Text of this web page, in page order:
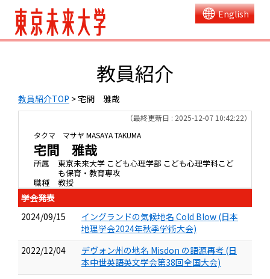
English
教員紹介
教員紹介TOP > 宅間 雅哉
（最終更新日 : 2025-12-07 10:42:22）
タクマ マサヤ MASAYA TAKUMA
宅間 雅哉
所属
東京未来大学 こども心理学部 こども心理学科こど
も保育・教育専攻
職種
教授
学会発表
2024/09/15
イングランドの気候地名 Cold Blow (日本
地理学会2024年秋季学術大会)
2022/12/04
デヴォン州の地名 Misdon の語源再考 (日
本中世英語英文学会第38回全国大会)